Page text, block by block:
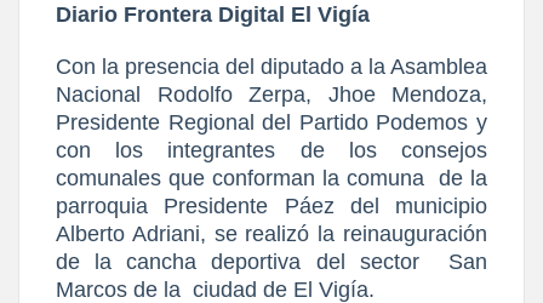
Diario Frontera Digital El Vigía
Con la presencia del diputado a la Asamblea
Nacional Rodolfo Zerpa, Jhoe Mendoza,
Presidente Regional del Partido Podemos y
con los integrantes de los consejos
comunales que conforman la comuna
de la
parroquia Presidente Páez del municipio
Alberto Adriani, se realizó la reinauguración
de la cancha deportiva del sector
San
Marcos de la ciudad de El Vigía.